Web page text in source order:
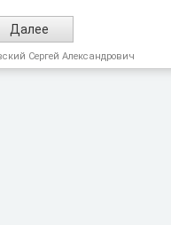
Сергей Александрович